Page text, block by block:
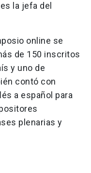
la jefa del
online se
de 150 inscritos
y uno de
contó con
a español para
plenarias y